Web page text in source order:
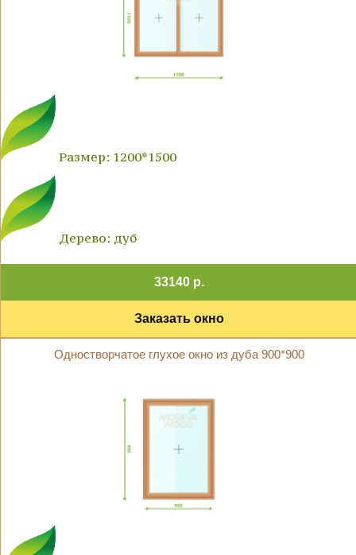
Размер: 1200*1500
Дерево: дуб
33140 р.
Заказать окно
Одностворчатое глухое окно из дуба 900*900